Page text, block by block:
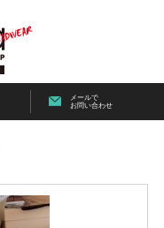
メールで
お問い合わせ